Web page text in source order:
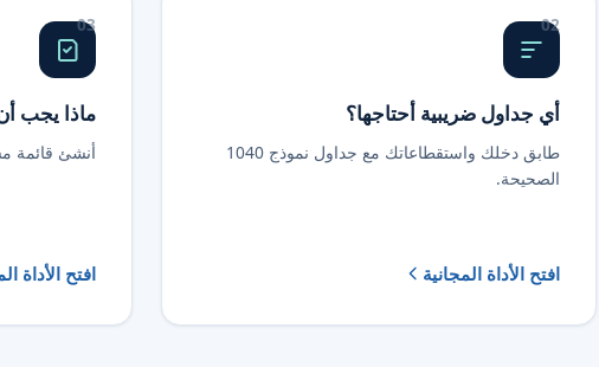
02
أي جداول ضريبية أحتاجها؟
طابق دخلك واستقطاعاتك مع جداول نموذج 1040
الصحيحة.
افتح الأداة المجانية
03
ماذا يجب
أنشئ قائمة
افتح الأداة